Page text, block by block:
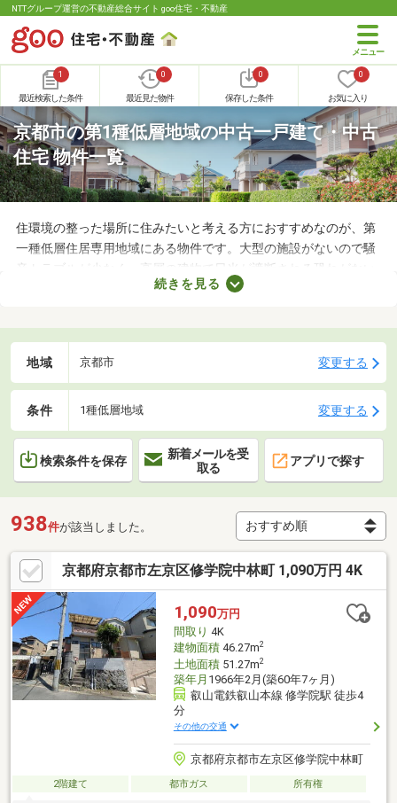
NTTグループ運営の不動産総合サイト goo住宅・不動産
1
最近検索した条件
0
最近見た物件
0
保存した条件
0
お気に入り
京都市の第1種低層地域の中古一戸建て・中古
住宅 物件一覧
住環境の整った場所に住みたいと考える方におすすめなのが、第
一種低層住居専用地域にある物件です。大型の施設がないので騒
音トラブルが少なく、高層の建物で日光が遮断される恐れがない
ことから、住環境に優れたエリアです。住みやすい土地ではある
も購入費用を抑えられる中古の一戸建てを紹介します。
続きを見る
地域 京都市 変更する
条件 1種低層地域 変更する
検索条件を保存
新着メールを受
取る
アプリで探す
938件が該当しました。
京都府京都市左京区修学院中林町 1,090万円 4K
1,090万円
間取り 4K
建物面積46.27m2
土地面積51.27m2
築年月 1966年2月(築60年7ヶ月)
叡山電鉄叡山本線 修学院駅 徒歩4
分
その他の交通
京都府京都市左京区修学院中林町
2階建て 都市ガス 所有権